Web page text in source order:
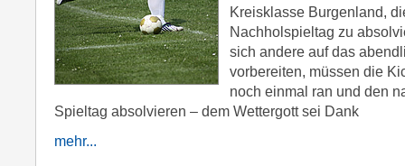
Kreisklasse Burgenland,
Nachholspieltag zu
sich andere auf das
vorbereiten, müssen die
noch einmal ran und den
Spieltag absolvieren – dem Wettergott sei Dank
mehr...